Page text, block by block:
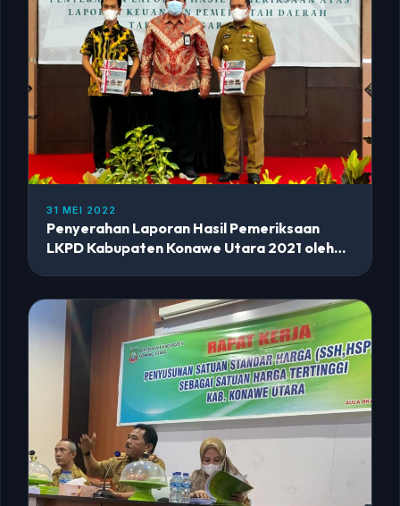
31 MEI 2022
Penyerahan Laporan Hasil Pemeriksaan
LKPD Kabupaten Konawe Utara 2021 oleh